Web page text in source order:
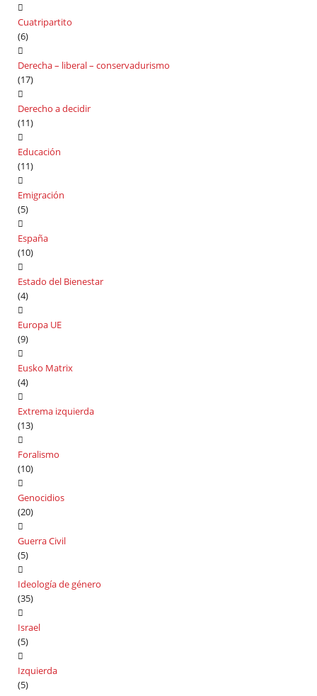
Cuatripartito
(6)
Derecha – liberal – conservadurismo
(17)
Derecho a decidir
(11)
Educación
(11)
Emigración
(5)
España
(10)
Estado del Bienestar
(4)
Europa UE
(9)
Eusko Matrix
(4)
Extrema izquierda
(13)
Foralismo
(10)
Genocidios
(20)
Guerra Civil
(5)
Ideología de género
(35)
Israel
(5)
Izquierda
(5)